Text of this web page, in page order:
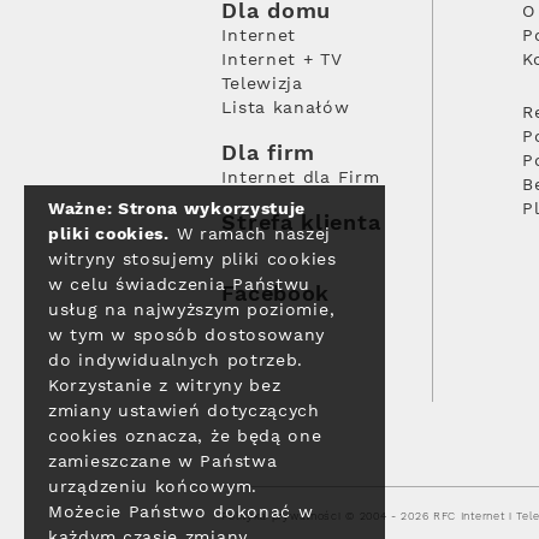
Dla domu
Internet
Internet + TV
Telewizja
Lista kanałów
Dla firm
Internet dla Firm
Strefa klienta
Facebook
Polityka prywatności © 2004 - 2026 RFC Internet i
Ważne: Strona wykorzystuje
pliki cookies. W ramach naszej
witryny stosujemy pliki cookies
w celu świadczenia Państwu
usług na najwyższym poziomie,
w tym w sposób dostosowany
do indywidualnych potrzeb.
Korzystanie z witryny bez
zmiany ustawień dotyczących
cookies oznacza, że będą one
zamieszczane w Państwa
urządzeniu końcowym.
Możecie Państwo dokonać w